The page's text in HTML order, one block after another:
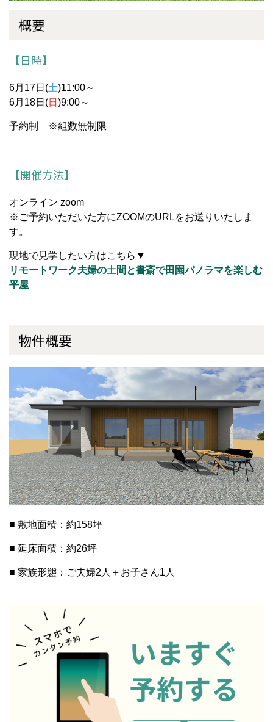
概要
【日時】
6月17日(土)11:00～
6月18日(日 )9:00～
予約制 ※組数無制限
【開催方法】
オンライン zoom
※ご予約いただいた方にZOOMのURLをお送りいたしま
す。
現地で見学したい方はこちら▼
リモートワーク夫婦の土間と書斎で田園パノラマを楽しむ
平屋
物件概要
■ 敷地面積：約158坪
■ 延床面積：約26坪
■ 家族形態：ご夫婦2人＋お子さん1人